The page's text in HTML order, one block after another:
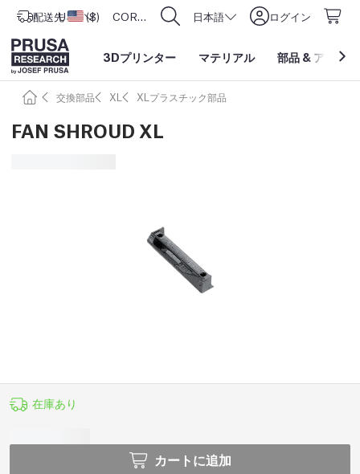
配送先 アメリカ合衆国
USD ($) CORE One L: Now In Stock! 日本語 ログイン
3Dプリンター マテリアル 部品 & アクセ
交換部品 XL XLプラスチック部品
FAN SHROUD XL
在庫あり
カートに追加